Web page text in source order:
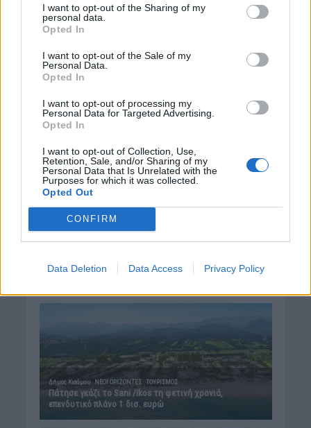
I want to opt-out of the Sharing of my
personal data.
Opted In
I want to opt-out of the Sale of my
Personal Data.
Opted In
I want to opt-out of processing my
Personal Data for Targeted Advertising.
Opted In
I want to opt-out of Collection, Use,
Retention, Sale, and/or Sharing of my
Personal Data that Is Unrelated with the
Purposes for which it was collected.
Opted Out
CONFIRM
Data Deletion Data Access Privacy Policy
Μπλεκ: O ήρωας που έδερνε τους
Άγγλους και φορούσε γούνινο καπέλο
Αυγούστου
8 Αυγούστου 2026 08:12
Δημοφιλή αυτή την εβδομάδα